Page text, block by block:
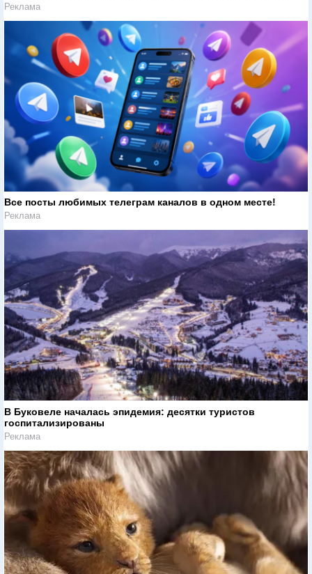
Реклама
Все посты любимых телеграм каналов в одном месте!
Реклама
В Буковеле началась эпидемия: десятки туристов
госпитализированы
Реклама